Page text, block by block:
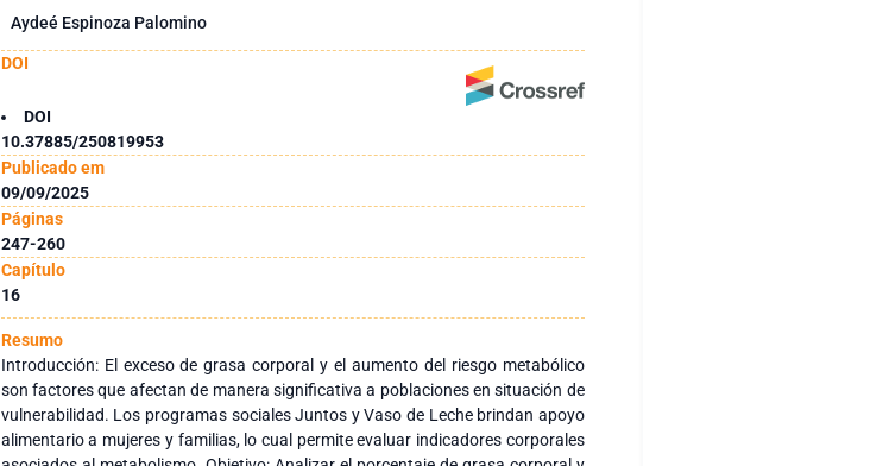
Aydeé Espinoza Palomino
DOI
DOI
10.37885/250819953
Publicado em
09/09/2025
Páginas
247-260
Capítulo
16
Resumo
Introducción: El exceso de grasa corporal y el aumento del riesgo metabólico
son factores que afectan de manera significativa a poblaciones en situación de
vulnerabilidad. Los programas sociales Juntos y Vaso de Leche brindan apoyo
alimentario a mujeres y familias, lo cual permite evaluar indicadores corporales